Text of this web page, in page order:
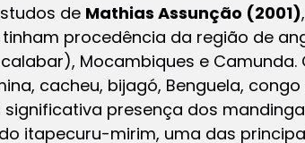
de Mathias Assunção (2001),
procedência da região de
Mocambiques e
cacheu, bijagó, Benguela,
presença dos
itapecuru-mirim, uma das